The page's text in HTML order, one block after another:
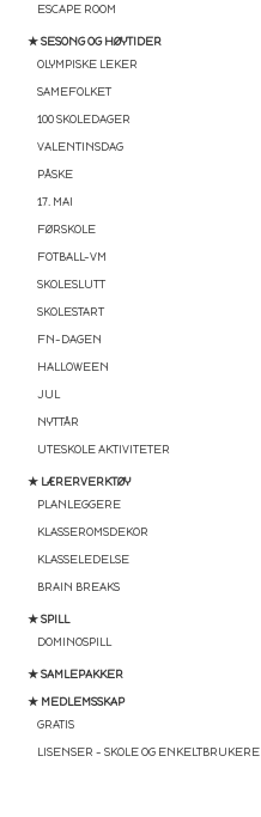
ESCAPE ROOM
★ SESONG OG HØYTIDER
OLYMPISKE LEKER
SAMEFOLKET
100 SKOLEDAGER
VALENTINSDAG
PÅSKE
17. MAI
FØRSKOLE
FOTBALL-VM
SKOLESLUTT
SKOLESTART
FN-DAGEN
HALLOWEEN
JUL
NYTTÅR
UTESKOLE AKTIVITETER
★ LÆRERVERKTØY
PLANLEGGERE
KLASSEROMSDEKOR
KLASSELEDELSE
BRAIN BREAKS
★ SPILL
DOMINOSPILL
★ SAMLEPAKKER
★ MEDLEMSSKAP
GRATIS
LISENSER – SKOLE OG ENKELTBRUKERE